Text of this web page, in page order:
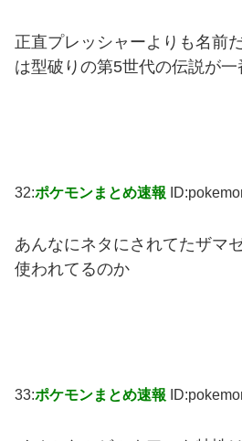
正直プレッシャーよりも名前
は型破りの第5世代の伝説が
32:ポケモンまとめ速報
あんなにネタにされてたザマ
使われてるのか
33:ポケモンまとめ速報